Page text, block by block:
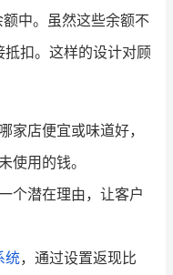
中。虽然这些余额不
扣。这样的设计对顾
家店便宜或味道好，
使用的钱。
个潜在理由，让客户
统，通过设置返现比